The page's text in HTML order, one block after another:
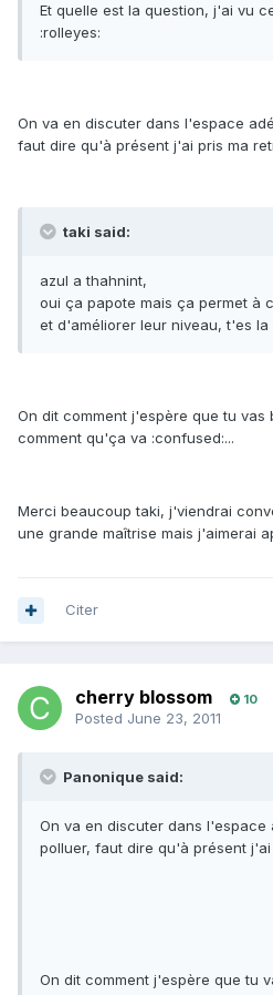
Et quelle est la question, j'ai vu
:rolleyes:
On va en discuter dans l'espace
faut dire qu'à présent j'ai pris ma
taki said:
azul a thahnint,
oui ça papote mais ça permet à
et d'améliorer leur niveau, t'es la
On dit comment j'espère que tu vas
comment qu'ça va :confused:...
Merci beaucoup taki, j'viendrai
une grande maîtrise mais j'aimerai
Citer
cherry blossom 10
Posted June 23, 2011
Panonique said:
On va en discuter dans l'espace
polluer, faut dire qu'à présent j'ai
On dit comment j'espère que tu